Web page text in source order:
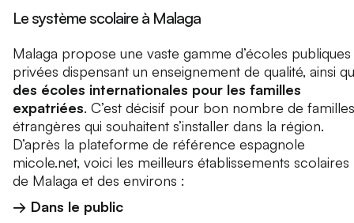
Le système scolaire à Malaga
Malaga propose une vaste gamme d’écoles
privées dispensant un enseignement de qualité, ainsi
des écoles internationales pour les familles
expatriées. C’est décisif pour bon nombre de familles
étrangères qui souhaitent s’installer dans la région.
D’après la plateforme de référence espagnole
micole.net, voici les meilleurs établissements scolaires
de Malaga et des environs :
→ Dans le public